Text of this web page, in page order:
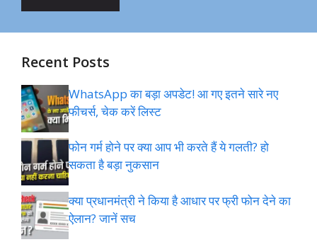
Recent Posts
WhatsApp का बड़ा अपडेट! आ गए इतने सारे नए
फीचर्स, चेक करें लिस्ट
फोन गर्म होने पर क्या आप भी करते हैं ये गलती? हो
सकता है बड़ा नुकसान
क्या प्रधानमंत्री ने किया है आधार पर फ्री फोन देने का
ऐलान? जानें सच